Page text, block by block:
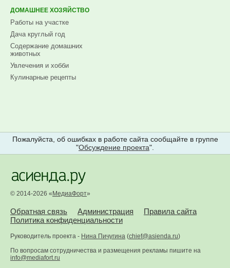
ДОМАШНЕЕ ХОЗЯЙСТВО
Работы на участке
Дача круглый год
Содержание домашних
животных
Увлечения и хобби
Кулинарные рецепты
Пожалуйста, об ошибках в работе сайта сообщайте в группе
"Обсуждение проекта".
© 2014-2026 « МедиаФорт»
Обратная связь Администрация
Правила сайта
Политика конфиденциальности
Руководитель проекта - Нина Пичугина (chief@asienda.ru)
По вопросам сотрудничества и размещения рекламы пишите на
info@mediafort.ru